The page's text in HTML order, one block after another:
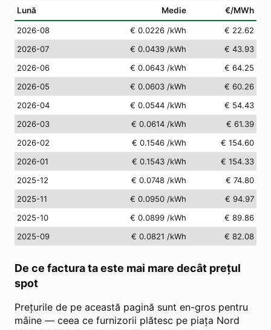
Lună Medie €/MWh
2026-08 € 0.0226 /kWh
€ 22.62
2026-07
€ 0.0439 /kWh
€ 43.93
2026-06
€ 0.0643 /kWh
€ 64.25
2026-05
€ 0.0603 /kWh
€ 60.26
2026-04
€ 0.0544 /kWh
€ 54.43
2026-03
€ 0.0614 /kWh
€ 61.39
2026-02
€ 0.1546 /kWh
€ 154.60
2026-01
€ 0.1543 /kWh
€ 154.33
2025-12
€ 0.0748 /kWh
€ 74.80
2025-11
€ 0.0950 /kWh
€ 94.97
2025-10
€ 0.0899 /kWh
€ 89.86
2025-09
€ 0.0821 /kWh € 82.08
De ce factura ta este mai mare decât prețul
spot
Prețurile de pe această pagină sunt en-gros pentru
mâine — ceea ce furnizorii plătesc pe piața Nord